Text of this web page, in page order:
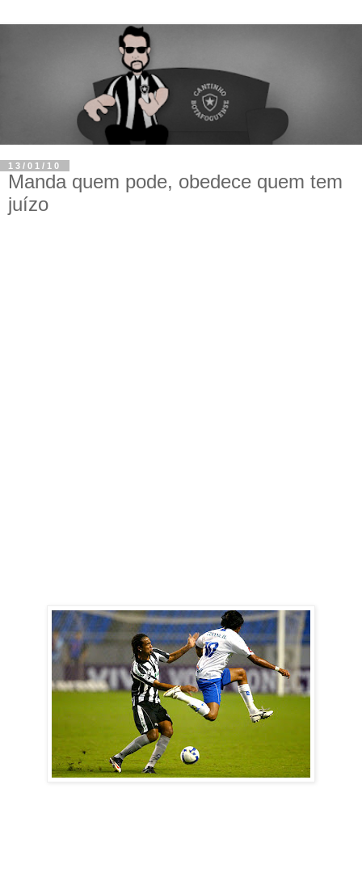
13/01/10
Manda quem pode, obedece quem tem
juízo